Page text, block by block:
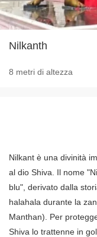
Progetti
Nilkanth
8 metri di altezza
Nilkant è una divinità
al dio Shiva. Il nome
blu", derivato dalla
halahala durante la
Manthan). Per
Shiva lo trattenne in